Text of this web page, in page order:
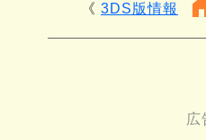
3DS版情報